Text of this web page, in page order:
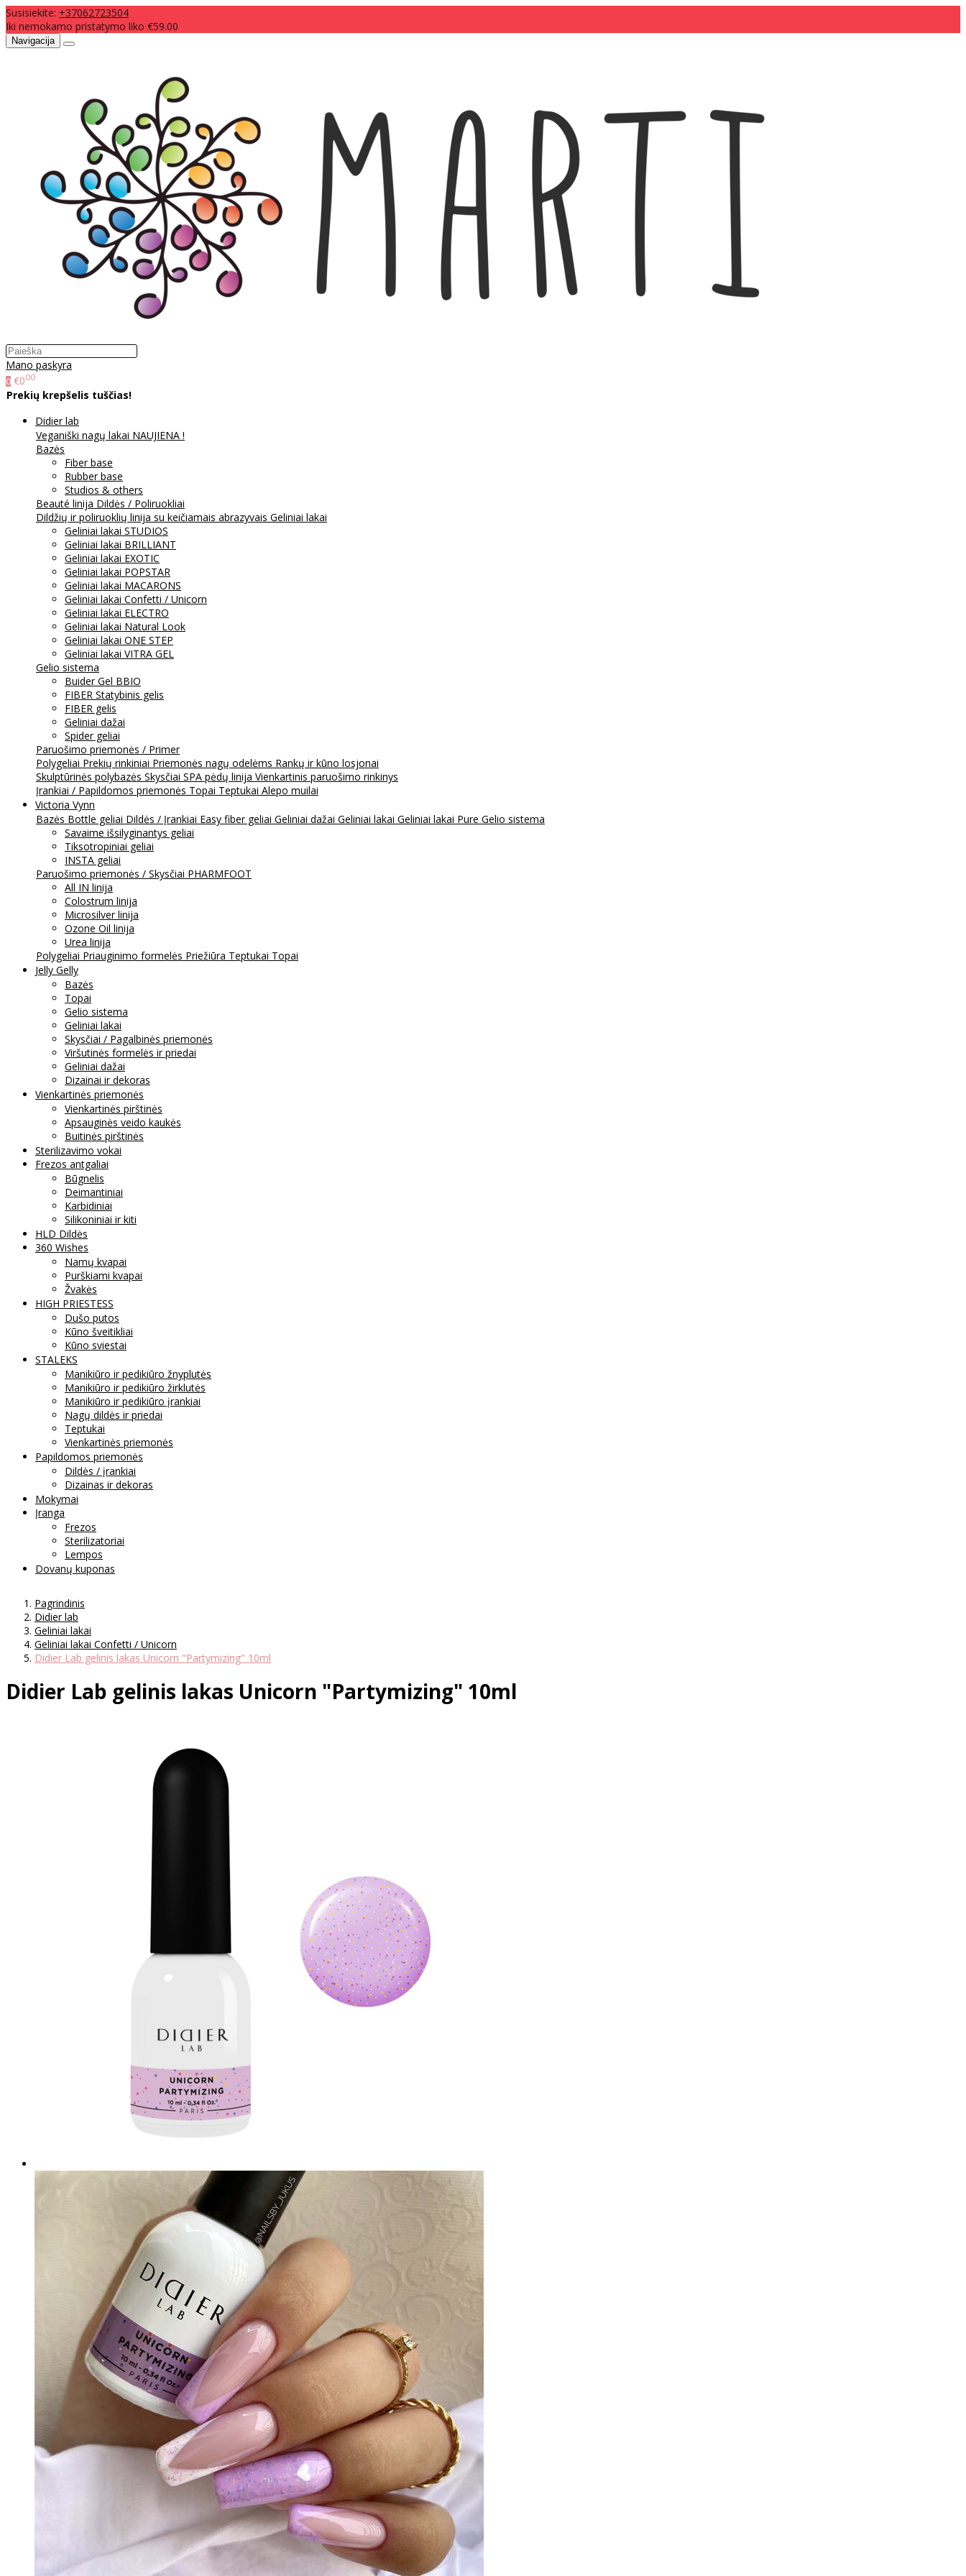
Susisiekite: +37062723504
Iki nemokamo pristatymo liko €59.00
Navigacija
Mano paskyra
0 €000
Prekių krepšelis tuščias!
Didier lab
Veganiški nagų lakai NAUJIENA !
Bazės
Fiber base
Rubber base
Studios & others
Beauté linija Dildės / Poliruokliai
Dildžių ir poliruoklių linija su keičiamais abrazyvais Geliniai lakai
Geliniai lakai STUDIOS
Geliniai lakai BRILLIANT
Geliniai lakai EXOTIC
Geliniai lakai POPSTAR
Geliniai lakai MACARONS
Geliniai lakai Confetti / Unicorn
Geliniai lakai ELECTRO
Geliniai lakai Natural Look
Geliniai lakai ONE STEP
Geliniai lakai VITRA GEL
Gelio sistema
Buider Gel BBIO
FIBER Statybinis gelis
FIBER gelis
Geliniai dažai
Spider geliai
Paruošimo priemonės / Primer
Polygeliai Prekių rinkiniai Priemonės nagų odelėms Rankų ir kūno losjonai
Skulptūrinės polybazės Skysčiai SPA pėdų linija Vienkartinis paruošimo rinkinys
Įrankiai / Papildomos priemonės Topai Teptukai Alepo muilai
Victoria Vynn
Bazės Bottle geliai Dildės / Įrankiai Easy fiber geliai Geliniai dažai Geliniai lakai Geliniai lakai Pure Gelio sistema
Savaime išsilyginantys geliai
Tiksotropiniai geliai
INSTA geliai
Paruošimo priemonės / Skysčiai PHARMFOOT
All IN linija
Colostrum linija
Microsilver linija
Ozone Oil linija
Urea linija
Polygeliai Priauginimo formelės Priežiūra Teptukai Topai
Jelly Gelly
Bazės
Topai
Gelio sistema
Geliniai lakai
Skysčiai / Pagalbinės priemonės
Viršutinės formelės ir priedai
Geliniai dažai
Dizainai ir dekoras
Vienkartinės priemonės
Vienkartinės pirštinės
Apsauginės veido kaukės
Buitinės pirštinės
Sterilizavimo vokai
Frezos antgaliai
Būgnelis
Deimantiniai
Karbidiniai
Silikoniniai ir kiti
HLD Dildės
360 Wishes
Namų kvapai
Purškiami kvapai
Žvakės
HIGH PRIESTESS
Dušo putos
Kūno šveitikliai
Kūno sviestai
STALEKS
Manikiūro ir pedikiūro žnyplutės
Manikiūro ir pedikiūro žirklutės
Manikiūro ir pedikiūro įrankiai
Nagų dildės ir priedai
Teptukai
Vienkartinės priemonės
Papildomos priemonės
Dildės / įrankiai
Dizainas ir dekoras
Mokymai
Įranga
Frezos
Sterilizatoriai
Lempos
Dovanų kuponas
Pagrindinis
Didier lab
Geliniai lakai
Geliniai lakai Confetti / Unicorn
Didier Lab gelinis lakas Unicorn "Partymizing" 10ml
Didier Lab gelinis lakas Unicorn "Partymizing" 10ml